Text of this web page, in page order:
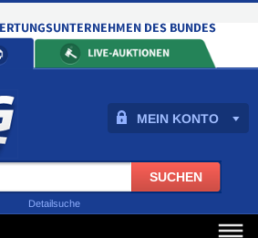
MEIN KONTO
Detailsuche